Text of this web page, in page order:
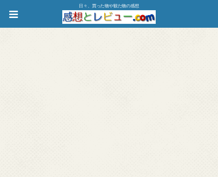
日々、買った物や観た物の感想